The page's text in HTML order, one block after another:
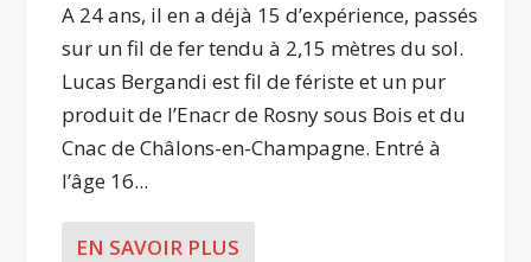
A 24 ans, il en a déjà 15 d’expérience, passés
sur un fil de fer tendu à 2,15 mètres du sol.
Lucas Bergandi est fil de fériste et un pur
produit de l’Enacr de Rosny sous Bois et du
Cnac de Châlons-en-Champagne. Entré à
l’âge 16...
EN SAVOIR PLUS